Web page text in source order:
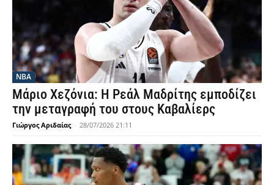
NBA
Μάριο Χεζόνια: Η Ρεάλ Μαδρίτης εμποδίζει
την μεταγραφή του στους Καβαλίερς
Γιώργος Αριδαίας - 28/07/2026 21:11